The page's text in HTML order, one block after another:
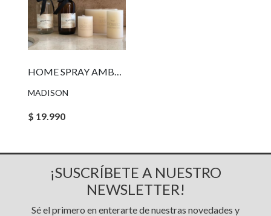
HOME SPRAY AMBAR PASSION FIG
MADISON
$ 19.990
¡SUSCRÍBETE A NUESTRO
NEWSLETTER!
Sé el primero en enterarte de nuestras novedades y